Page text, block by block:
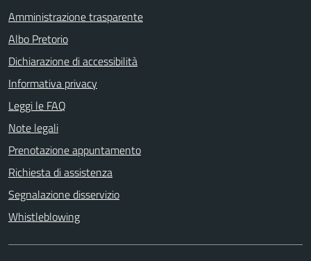
Amministrazione trasparente
Albo Pretorio
Dichiarazione di accessibilità
Informativa privacy
Leggi le FAQ
Note legali
Prenotazione appuntamento
Richiesta di assistenza
Segnalazione disservizio
Whistleblowing